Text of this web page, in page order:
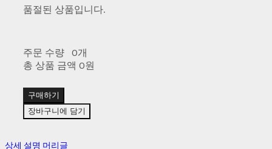
품절된 상품입니다.
주문 수량
0개
총 상품 금액 0원
구매하기
장바구니에 담기
상세 설명 머리글